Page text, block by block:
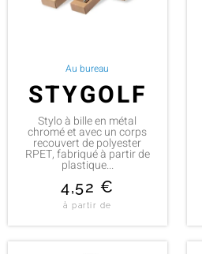
Au bureau
STYGOLF
Stylo à bille en métal
chromé et avec un corps
recouvert de polyester
RPET, fabriqué à partir de
plastique...
4,52 €
à partir de